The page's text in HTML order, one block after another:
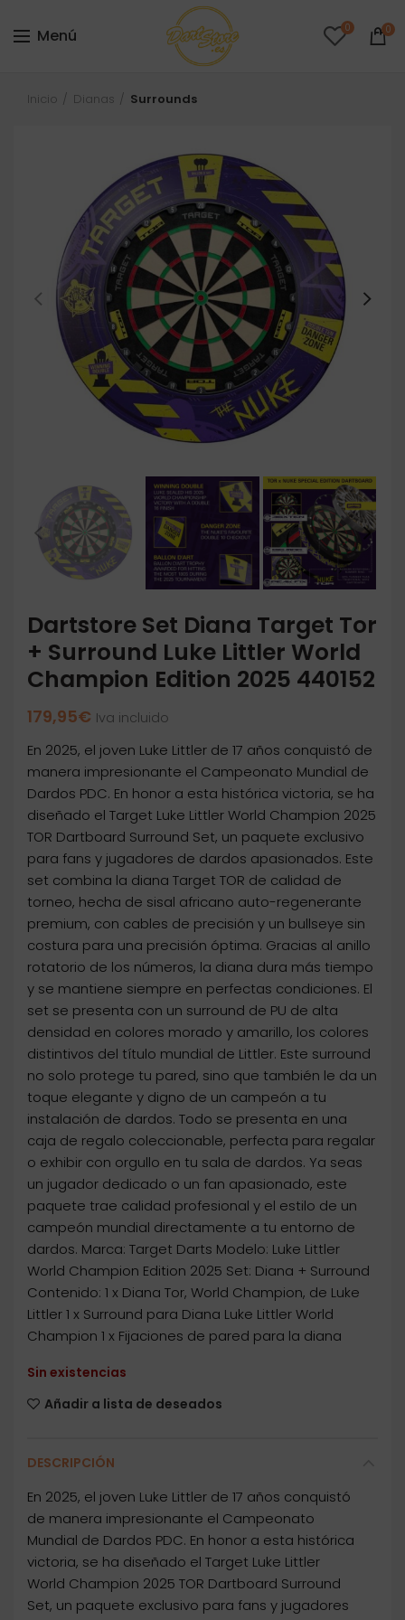
Menú 0 0
Inicio Dianas Surrounds
Dartstore Set Diana Target Tor
+ Surround Luke Littler World
Champion Edition 2025 440152
179,95€ Iva incluido
En 2025, el joven Luke Littler de 17 años conquistó de
manera impresionante el Campeonato Mundial de
Dardos PDC. En honor a esta histórica victoria, se ha
diseñado el Target Luke Littler World Champion 2025
TOR Dartboard Surround Set, un paquete exclusivo
para fans y jugadores de dardos apasionados. Este
set combina la diana Target TOR de calidad de
torneo, hecha de sisal africano auto-regenerante
premium, con cables de precisión y un bullseye sin
costura para una precisión óptima. Gracias al anillo
rotatorio de los números, la diana dura más tiempo
y se mantiene siempre en perfectas condiciones. El
set se presenta con un surround de PU de alta
densidad en colores morado y amarillo, los colores
distintivos del título mundial de Littler. Este surround
no solo protege tu pared, sino que también le da un
toque elegante y digno de un campeón a tu
instalación de dardos. Todo se presenta en una
caja de regalo coleccionable, perfecta para regalar
o exhibir con orgullo en tu sala de dardos. Ya seas
un jugador dedicado o un fan apasionado, este
paquete trae calidad profesional y el estilo de un
campeón mundial directamente a tu entorno de
dardos. Marca: Target Darts Modelo: Luke Littler
World Champion Edition 2025 Set: Diana + Surround
Contenido: 1 x Diana Tor, World Champion, de Luke
Littler 1 x Surround para Diana Luke Littler World
Champion 1 x Fijaciones de pared para la diana
Sin existencias
Añadir a lista de deseados
DESCRIPCIÓN
En 2025, el joven Luke Littler de 17 años conquistó
de manera impresionante el Campeonato
Mundial de Dardos PDC. En honor a esta histórica
victoria, se ha diseñado el Target Luke Littler
World Champion 2025 TOR Dartboard Surround
Set, un paquete exclusivo para fans y jugadores